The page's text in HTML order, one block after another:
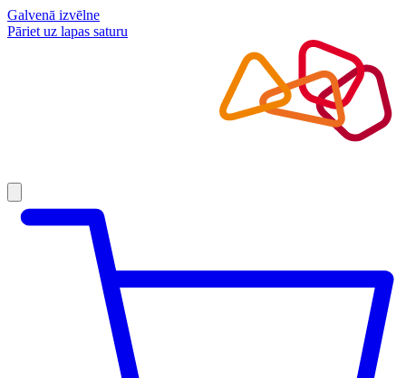
Galvenā izvēlne
Pāriet uz lapas saturu